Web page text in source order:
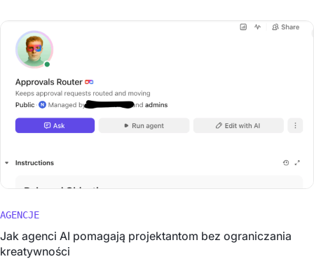
AGENCJE
Jak agenci AI pomagają projektantom bez ograniczania
kreatywności